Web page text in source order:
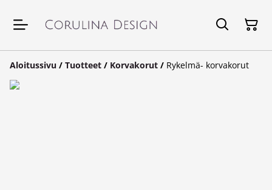
Aloitussivu / Tuotteet / Korvakorut / Rykelmä- korvakorut